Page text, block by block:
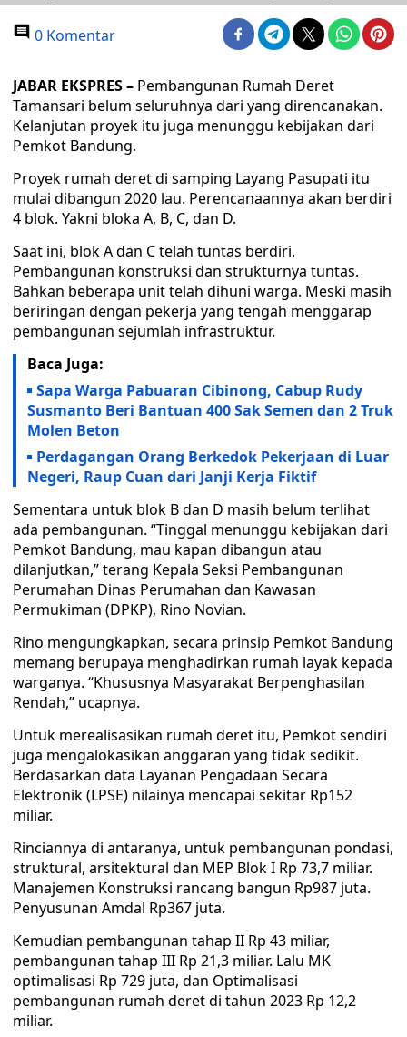
0 Komentar
JABAR EKSPRES – Pembangunan Rumah Deret
Tamansari belum seluruhnya dari yang direncanakan.
Kelanjutan proyek itu juga menunggu kebijakan dari
Pemkot Bandung.
Proyek rumah deret di samping Layang Pasupati itu
mulai dibangun 2020 lau. Perencanaannya akan berdiri
4 blok. Yakni bloka A, B, C, dan D.
Saat ini, blok A dan C telah tuntas berdiri.
Pembangunan konstruksi dan strukturnya tuntas.
Bahkan beberapa unit telah dihuni warga. Meski masih
beriringan dengan pekerja yang tengah menggarap
pembangunan sejumlah infrastruktur.
Baca Juga:
Sapa Warga Pabuaran Cibinong, Cabup Rudy
Susmanto Beri Bantuan 400 Sak Semen dan 2 Truk
Molen Beton
Perdagangan Orang Berkedok Pekerjaan di Luar
Negeri, Raup Cuan dari Janji Kerja Fiktif
Sementara untuk blok B dan D masih belum terlihat
ada pembangunan. “Tinggal menunggu kebijakan dari
Pemkot Bandung, mau kapan dibangun atau
dilanjutkan,” terang Kepala Seksi Pembangunan
Perumahan Dinas Perumahan dan Kawasan
Permukiman (DPKP), Rino Novian.
Rino mengungkapkan, secara prinsip Pemkot Bandung
memang berupaya menghadirkan rumah layak kepada
warganya. “Khususnya Masyarakat Berpenghasilan
Rendah,” ucapnya.
Untuk merealisasikan rumah deret itu, Pemkot sendiri
juga mengalokasikan anggaran yang tidak sedikit.
Berdasarkan data Layanan Pengadaan Secara
Elektronik (LPSE) nilainya mencapai sekitar Rp152
miliar.
Rinciannya di antaranya, untuk pembangunan pondasi,
struktural, arsitektural dan MEP Blok I Rp 73,7 miliar.
Manajemen Konstruksi rancang bangun Rp987 juta.
Penyusunan Amdal Rp367 juta.
Kemudian pembangunan tahap II Rp 43 miliar,
pembangunan tahap III Rp 21,3 miliar. Lalu MK
optimalisasi Rp 729 juta, dan Optimalisasi
pembangunan rumah deret di tahun 2023 Rp 12,2
miliar.